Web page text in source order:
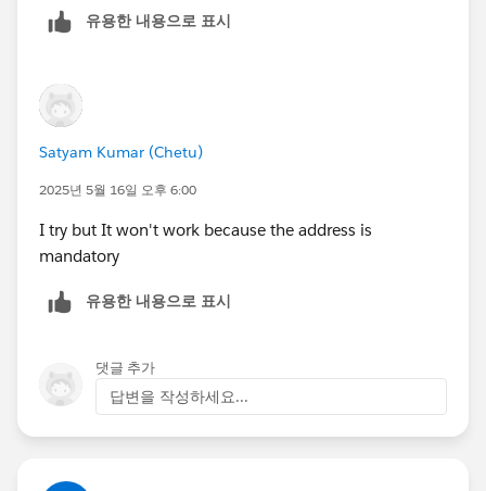
유용한 내용으로 표시
Satyam Kumar (Chetu)
2025년 5월 16일 오후 6:00
I try but It won't work because the address is
mandatory
유용한 내용으로 표시
댓글 추가
답변을 작성하세요...